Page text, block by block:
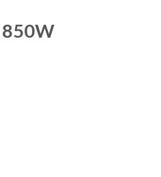
850W
W, 1 L, Alb/Rosu